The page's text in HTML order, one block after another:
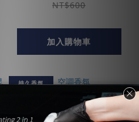
NT$600
加入購物車
持久香氛